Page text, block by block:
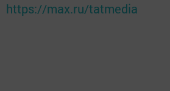
https://max.ru/tatmedia